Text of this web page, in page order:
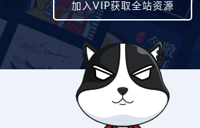
加入VIP获取全站资源